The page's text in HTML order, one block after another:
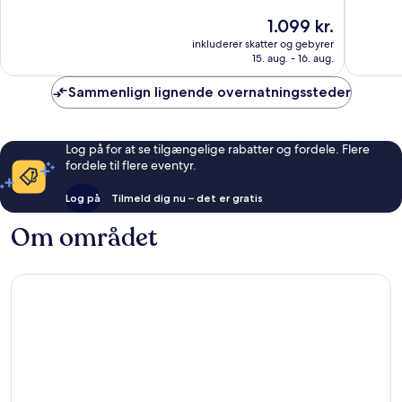
anmeldelser
Prisen
er
1.099 kr.
1.099 kr.
inkluderer skatter og gebyrer
15. aug. - 16. aug.
Sammenlign lignende overnatningssteder
Log på for at se tilgængelige rabatter og fordele. Flere
fordele til flere eventyr.
Log på Tilmeld dig nu – det er gratis
Om området